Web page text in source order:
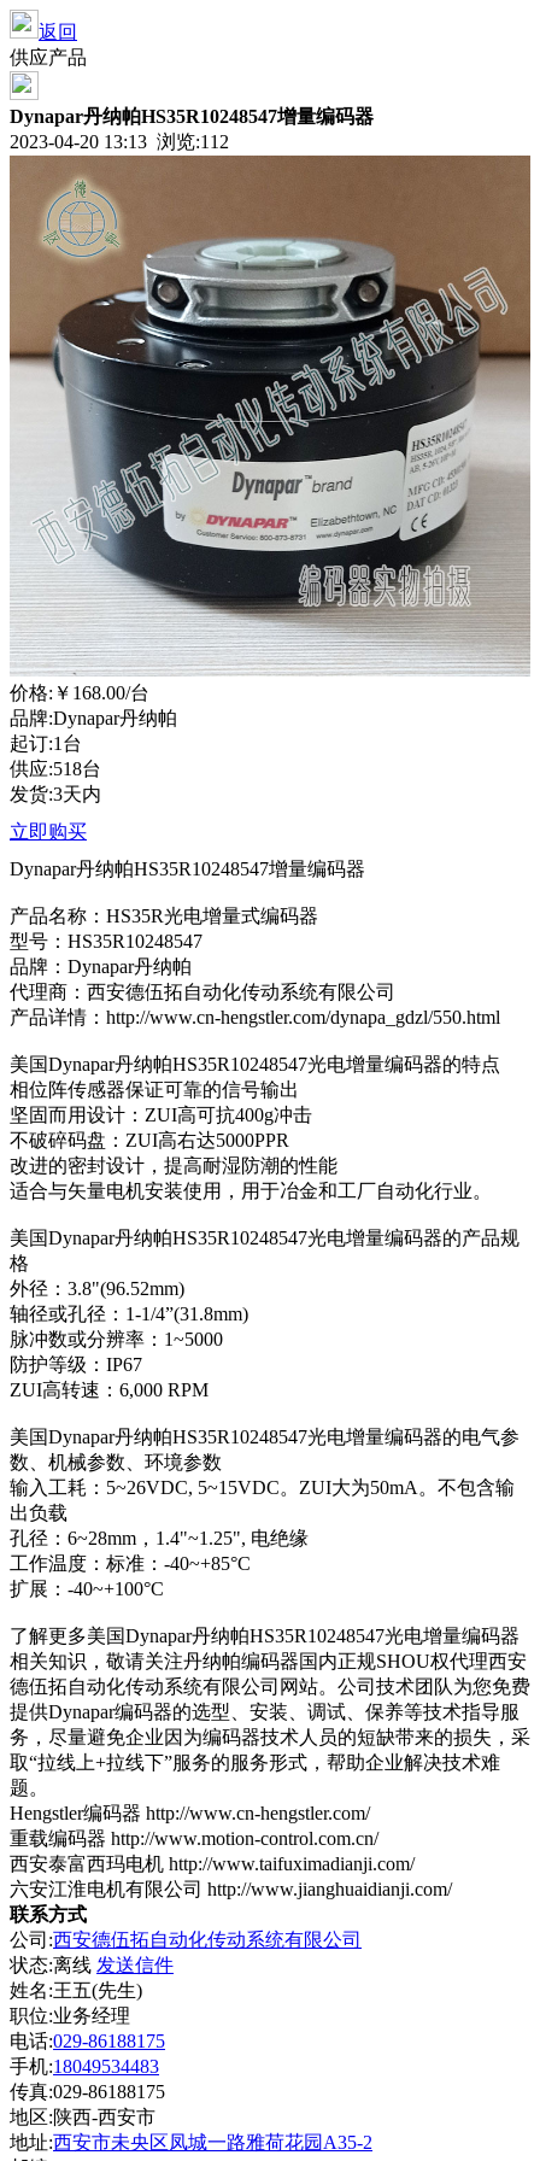
返回
供应产品
Dynapar丹纳帕HS35R10248547增量编码器
2023-04-20 13:13 浏览:112
价格: ￥168.00/台
品牌:Dynapar丹纳帕
起订:1台
供应:518台
发货:3天内
立即购买
Dynapar丹纳帕HS35R10248547增量编码器
产品名称：HS35R光电增量式编码器
型号：HS35R10248547
品牌：Dynapar丹纳帕
代理商：西安德伍拓自动化传动系统有限公司
产品详情：http://www.cn-hengstler.com/dynapa_gdzl/550.html
美国Dynapar丹纳帕HS35R10248547光电增量编码器的特点
相位阵传感器保证可靠的信号输出
坚固而用设计：ZUI高可抗400g冲击
不破碎码盘：ZUI高右达5000PPR
改进的密封设计，提高耐湿防潮的性能
适合与矢量电机安装使用，用于冶金和工厂自动化行业。
美国Dynapar丹纳帕HS35R10248547光电增量编码器的产品规
格
外径：3.8"(96.52mm)
轴径或孔径：1-1/4”(31.8mm)
脉冲数或分辨率：1~5000
防护等级：IP67
ZUI高转速：6,000 RPM
美国Dynapar丹纳帕HS35R10248547光电增量编码器的电气参
数、机械参数、环境参数
输入工耗：5~26VDC, 5~15VDC。ZUI大为50mA。不包含输
出负载
孔径：6~28mm，1.4"~1.25", 电绝缘
工作温度：标准：-40~+85°C
扩展：-40~+100°C
了解更多美国Dynapar丹纳帕HS35R10248547光电增量编码器
相关知识，敬请关注丹纳帕编码器国内正规SHOU权代理西安
德伍拓自动化传动系统有限公司网站。公司技术团队为您免费
提供Dynapar编码器的选型、安装、调试、保养等技术指导服
务，尽量避免企业因为编码器技术人员的短缺带来的损失，采
取“拉线上+拉线下”服务的服务形式，帮助企业解决技术难
题。
Hengstler编码器 http://www.cn-hengstler.com/
重载编码器 http://www.motion-control.com.cn/
西安泰富西玛电机 http://www.taifuximadianji.com/
六安江淮电机有限公司 http://www.jianghuaidianji.com/
联系方式
公司:西安德伍拓自动化传动系统有限公司
状态:离线 发送信件
姓名:王五(先生)
职位:业务经理
电话:029-86188175
手机:18049534483
传真:029-86188175
地区:陕西-西安市
地址:西安市未央区凤城一路雅荷花园A35-2